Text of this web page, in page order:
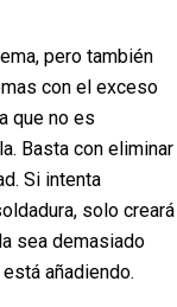
pero también
con el exceso
que no es
Basta con eliminar
Si intenta
solo creará
sea demasiado
añadiendo.